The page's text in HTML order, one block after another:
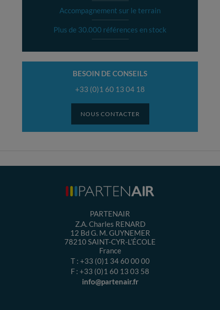
Accompagnement sur le terrain
Plus de 30.000 références en stock
BESOIN DE CONSEILS
+33 (0)1 60 13 04 18
NOUS CONTACTER
PARTENAIR
Z.A. Charles RENARD
12 Bd G. M. GUYNEMER
78210SAINT-CYR-L’ÉCOLE
France
T : +33 (0)1 34 60 00 00
F : +33 (0)1 60 13 03 58
info@partenair.fr